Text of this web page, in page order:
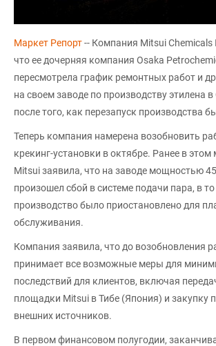
Маркет Репорт-- Компания Mitsui Chemicals
что ее дочерняя компания Osaka
пересмотрела график ремонтных работ и
на своем заводе по производству этилена
после того, как перезапуск производства
Теперь компания намерена возобновить
крекинг-установки в октябре. Ранее в
Mitsui заявила, что на заводе мощностью
произошел сбой в системе подачи пара, в
производство было приостановлено для
обслуживания.
Компания заявила, что до возобновления
принимает все возможные меры для
последствий для клиентов, включая
площадки Mitsui в Тибе (Япония) и закупку
внешних источников.
В первом финансовом полугодии,